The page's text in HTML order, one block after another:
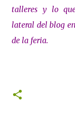
talleres y lo
lateral del blog
de la feria.